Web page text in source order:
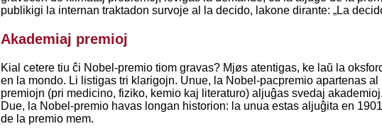
publikigi la internan traktadon survoje al la decido, lakone dirante: „La
Akademiaj premioj
Kial cetere tiu ĉi Nobel-premio tiom gravas? Mjøs atentigas, ke laŭ la
en la mondo. Li listigas tri klarigojn. Unue, la Nobel-pacpremio apartenas
premiojn (pri medicino, fiziko, kemio kaj literaturo) aljuĝas svedaj
Due, la Nobel-premio havas longan historion: la unua estas aljuĝita en
de la premio mem.